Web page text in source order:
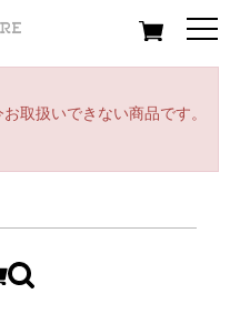
取扱いできない商品です。